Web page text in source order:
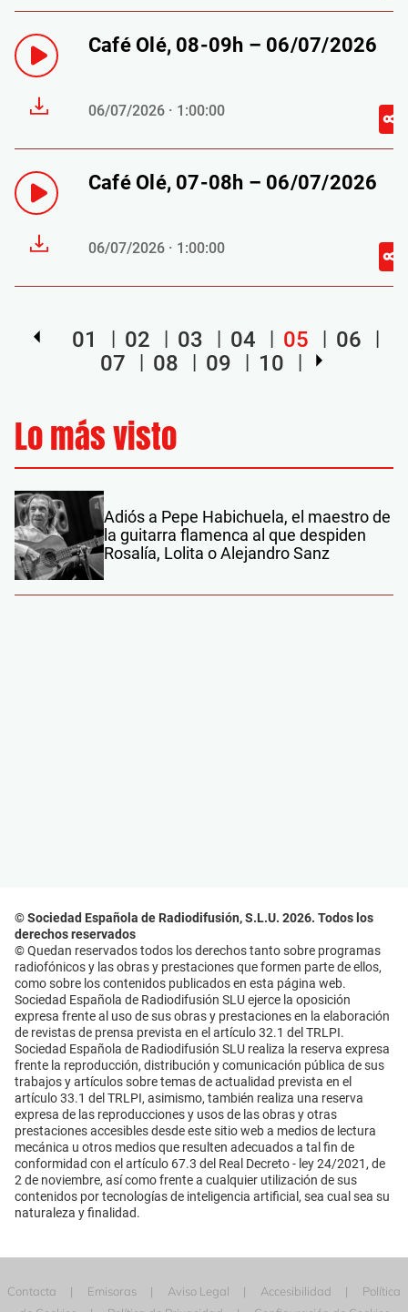
Café Olé, 08-09h – 06/07/2026
06/07/2026 · 1:00:00
Café Olé, 07-08h – 06/07/2026
06/07/2026 · 1:00:00
01 02 03 04 05
06
07
08 09 10
Lo más visto
Adiós a Pepe Habichuela, el maestro de
la guitarra flamenca al que despiden
Rosalía, Lolita o Alejandro Sanz
© Sociedad Española de Radiodifusión, S.L.U. 2026. Todos los
derechos reservados
© Quedan reservados todos los derechos tanto sobre programas
radiofónicos y las obras y prestaciones que formen parte de ellos,
como sobre los contenidos publicados en esta página web.
Sociedad Española de Radiodifusión SLU ejerce la oposición
expresa frente al uso de sus obras y prestaciones en la elaboración
de revistas de prensa prevista en el artículo 32.1 del TRLPI.
Sociedad Española de Radiodifusión SLU realiza la reserva expresa
frente la reproducción, distribución y comunicación pública de sus
trabajos y artículos sobre temas de actualidad prevista en el
artículo 33.1 del TRLPI, asimismo, también realiza una reserva
expresa de las reproducciones y usos de las obras y otras
prestaciones accesibles desde este sitio web a medios de lectura
mecánica u otros medios que resulten adecuados a tal fin de
conformidad con el artículo 67.3 del Real Decreto - ley 24/2021, de
2 de noviembre, así como frente a cualquier utilización de sus
contenidos por tecnologías de inteligencia artificial, sea cual sea su
naturaleza y finalidad.
Contacta Emisoras Aviso Legal Accesibilidad
Política